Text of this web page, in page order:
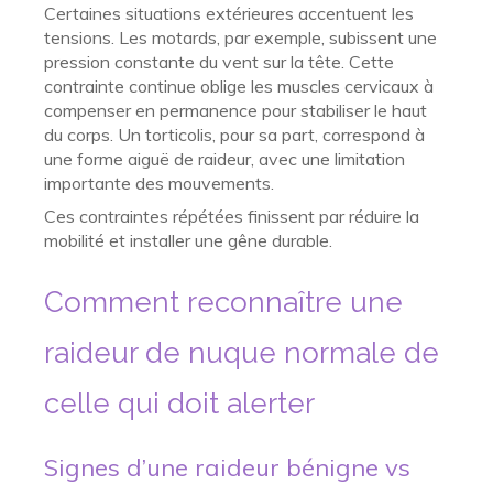
Certaines situations extérieures accentuent les
tensions. Les motards, par exemple, subissent une
pression constante du vent sur la tête. Cette
contrainte continue oblige les muscles cervicaux à
compenser en permanence pour stabiliser le haut
du corps. Un torticolis, pour sa part, correspond à
une forme aiguë de raideur, avec une limitation
importante des mouvements.
Ces contraintes répétées finissent par réduire la
mobilité et installer une gêne durable.
Comment reconnaître une
raideur de nuque normale de
celle qui doit alerter
Signes d’une raideur bénigne vs